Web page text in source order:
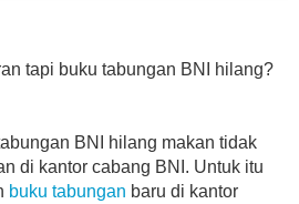
tapi buku tabungan BNI hilang?
BNI hilang makan tidak
di kantor cabang BNI. Untuk itu
buku tabungan baru di kantor